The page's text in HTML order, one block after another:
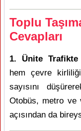
Toplu
Cevapları
1. Ünite Trafikte
hem çevre
sayısını
Otobüs, metro ve
açısından da